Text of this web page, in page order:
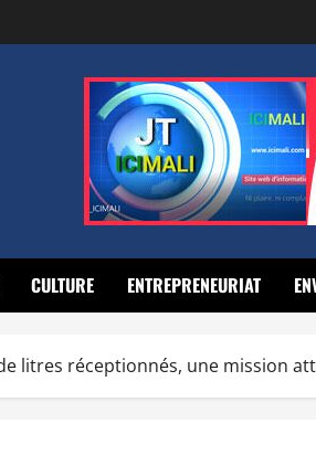
CULTURE ENTREPRENEURIAT
litres réceptionnés, une mission